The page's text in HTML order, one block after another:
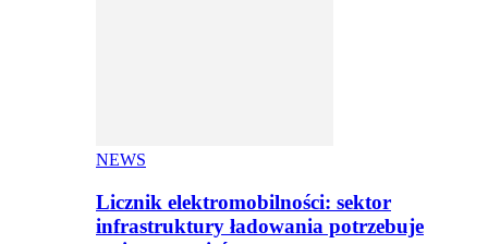
NEWS
Licznik elektromobilności: sektor
infrastruktury ładowania potrzebuje